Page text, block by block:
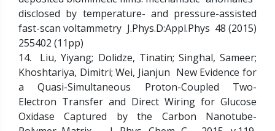
disclosed by temperature- and pressure-assisted
fast-scan voltammetry J.Phys.D:Appl.Phys 48 (2015)
255402 (11pp)
14. Liu, Yiyang; Dolidze, Tinatin; Singhal, Sameer;
Khoshtariya, Dimitri; Wei, Jianjun New Evidence for
a Quasi-Simultaneous Proton-Coupled Two-
Electron Transfer and Direct Wiring for Glucose
Oxidase Captured by the Carbon Nanotube-